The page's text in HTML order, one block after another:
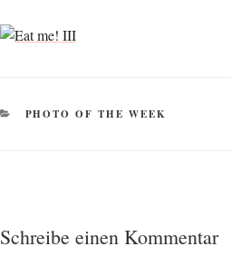
KATEGORIEN
PHOTO OF THE WEEK
Schreibe einen Kommentar